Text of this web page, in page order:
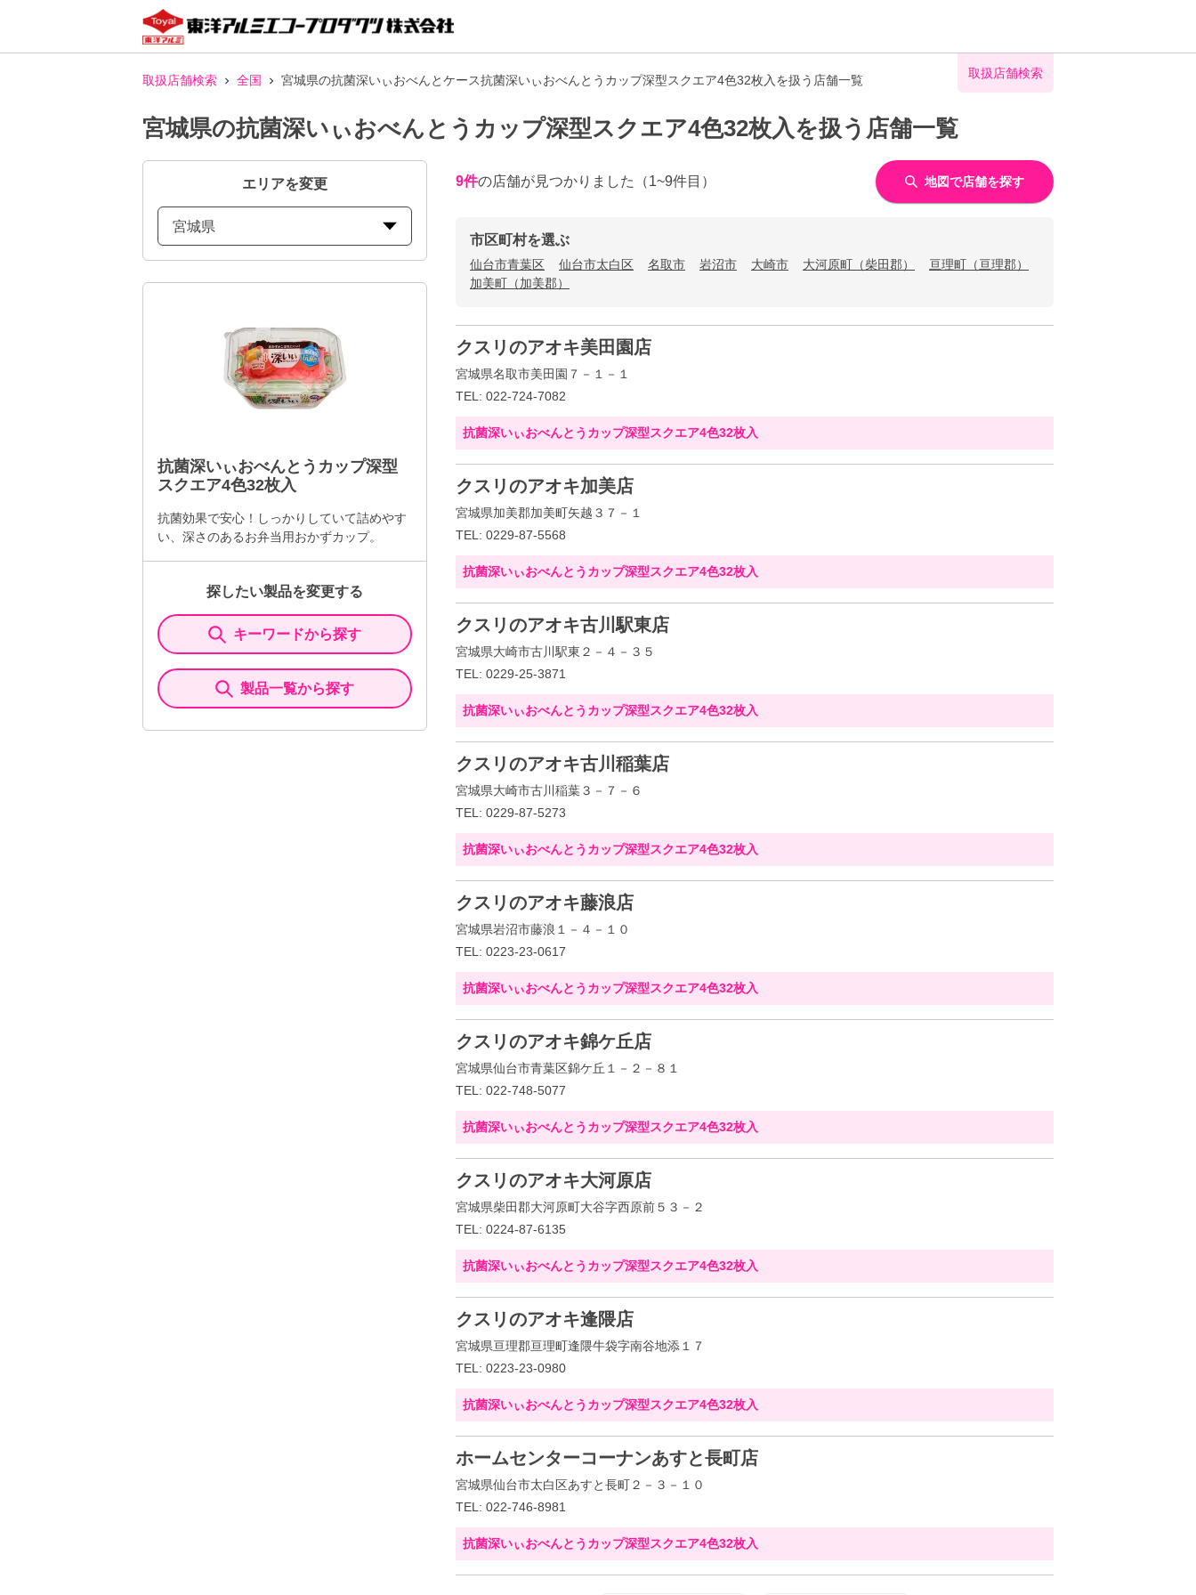
取扱店舗検索 全国 宮城県の抗菌深いぃおべんとケース抗菌深いぃおべんとうカップ深型スクエア4色32枚入を扱う店舗一覧 取扱店舗検索
宮城県の抗菌深いぃおべんとうカップ深型スクエア4色32枚入を扱う店舗一覧
エリアを変更
宮城県
抗菌深いぃおべんとうカップ深型
スクエア4色32枚入
抗菌効果で安心！しっかりしていて詰めやす
い、深さのあるお弁当用おかずカップ。
探したい製品を変更する
キーワードから探す
製品一覧から探す
9件の店舗が見つかりました （1~9件目） 地図で店舗を探す
市区町村を選ぶ
仙台市青葉区 仙台市太白区 名取市 岩沼市 大崎市 大河原町（柴田郡）
亘理町（亘理郡）
加美町（加美郡）
クスリのアオキ美田園店
宮城県名取市美田園７－１－１
TEL: 022-724-7082
抗菌深いぃおべんとうカップ深型スクエア4色32枚入
クスリのアオキ加美店
宮城県加美郡加美町矢越３７－１
TEL: 0229-87-5568
抗菌深いぃおべんとうカップ深型スクエア4色32枚入
クスリのアオキ古川駅東店
宮城県大崎市古川駅東２－４－３５
TEL: 0229-25-3871
抗菌深いぃおべんとうカップ深型スクエア4色32枚入
クスリのアオキ古川稲葉店
宮城県大崎市古川稲葉３－７－６
TEL: 0229-87-5273
抗菌深いぃおべんとうカップ深型スクエア4色32枚入
クスリのアオキ藤浪店
宮城県岩沼市藤浪１－４－１０
TEL: 0223-23-0617
抗菌深いぃおべんとうカップ深型スクエア4色32枚入
クスリのアオキ錦ケ丘店
宮城県仙台市青葉区錦ケ丘１－２－８１
TEL: 022-748-5077
抗菌深いぃおべんとうカップ深型スクエア4色32枚入
クスリのアオキ大河原店
宮城県柴田郡大河原町大谷字西原前５３－２
TEL: 0224-87-6135
抗菌深いぃおべんとうカップ深型スクエア4色32枚入
クスリのアオキ逢隈店
宮城県亘理郡亘理町逢隈牛袋字南谷地添１７
TEL: 0223-23-0980
抗菌深いぃおべんとうカップ深型スクエア4色32枚入
ホームセンターコーナンあすと長町店
宮城県仙台市太白区あすと長町２－３－１０
TEL: 022-746-8981
抗菌深いぃおべんとうカップ深型スクエア4色32枚入